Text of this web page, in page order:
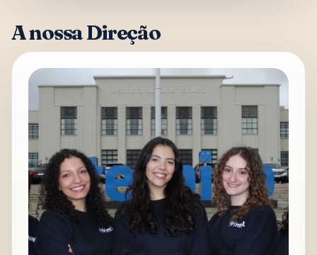
A nossa Direção